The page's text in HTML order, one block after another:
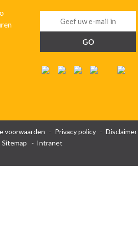
voorwaarden Privacy policy
Disclaimer
Sitemap
Intranet